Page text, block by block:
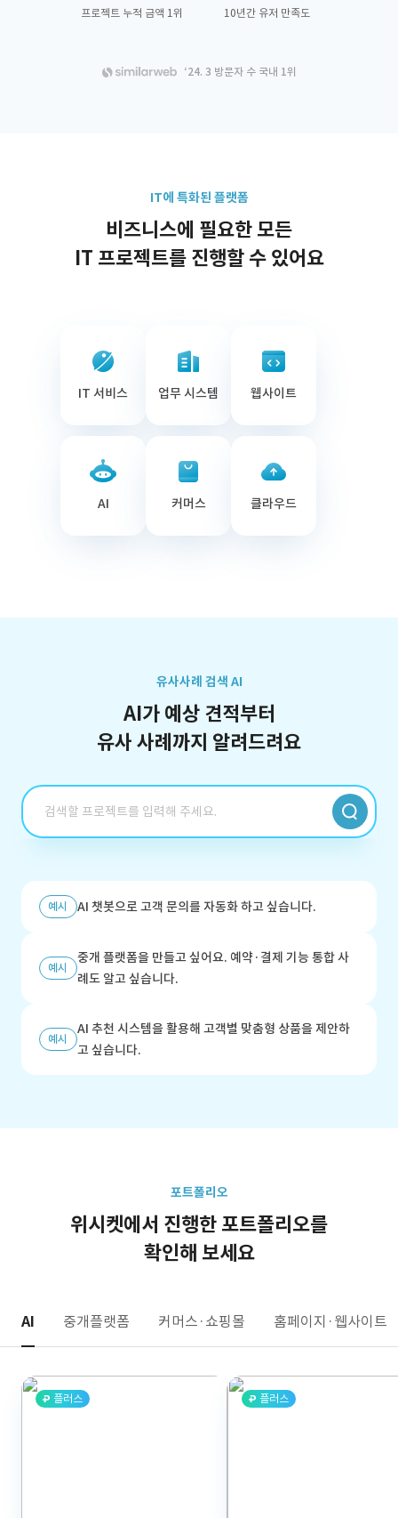
프로젝트 누적 금액 1위 10년간 유저 만족도
‘24. 3 방문자 수 국내 1위
IT에 특화된 플랫폼
비즈니스에 필요한 모든
IT 프로젝트를 진행할 수 있어요
IT 서비스 업무 시스템 웹사이트
AI 커머스 클라우드
유사사례 검색 AI
AI가 예상 견적부터
유사 사례까지 알려드려요
예시 AI 챗봇으로 고객 문의를 자동화 하고 싶습니다.
예시
중개 플랫폼을 만들고 싶어요. 예약·결제 기능 통합 사
례도 알고 싶습니다.
예시
AI 추천 시스템을 활용해 고객별 맞춤형 상품을 제안하
고 싶습니다.
포트폴리오
위시켓에서 진행한 포트폴리오를
확인해 보세요
AI 중개플랫폼 커머스·쇼핑몰 홈페이지·웹사이트
플러스 플러스